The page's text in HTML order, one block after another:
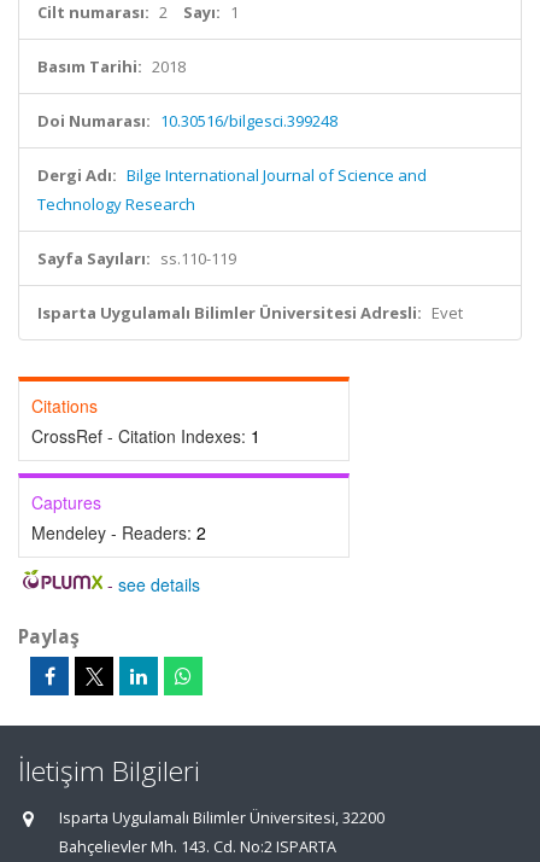
Cilt numarası: 2 Sayı: 1
Basım Tarihi: 2018
Doi Numarası: 10.30516/bilgesci.399248
Dergi Adı: Bilge International Journal of Science and
Technology Research
Sayfa Sayıları: ss.110-119
Isparta Uygulamalı Bilimler Üniversitesi Adresli: Evet
Citations
CrossRef - Citation Indexes: 1
Captures
Mendeley - Readers: 2
- see details
Paylaş
İletişim Bilgileri
Isparta Uygulamalı Bilimler Üniversitesi, 32200
Bahçelievler Mh. 143. Cd. No:2 ISPARTA